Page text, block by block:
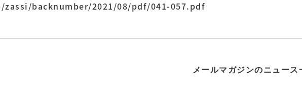
backnumber/2021/08/pdf/041-057.pdf
メールマガジンのニュース